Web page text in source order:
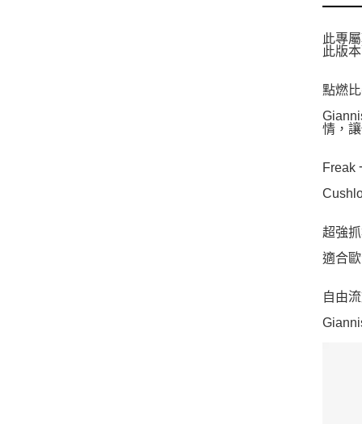
此專
此版
點燃
情，
Freak
超強
適合
自由